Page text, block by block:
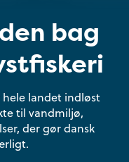
bag
hele landet indløst
til vandmiljø,
der gør dansk